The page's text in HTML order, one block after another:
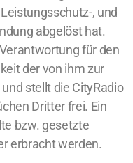
, und
abgelöst hat.
für den
der von ihm zur
stellt die CityRadio
Dritter frei. Ein
bzw. gesetzte
erbracht werden.